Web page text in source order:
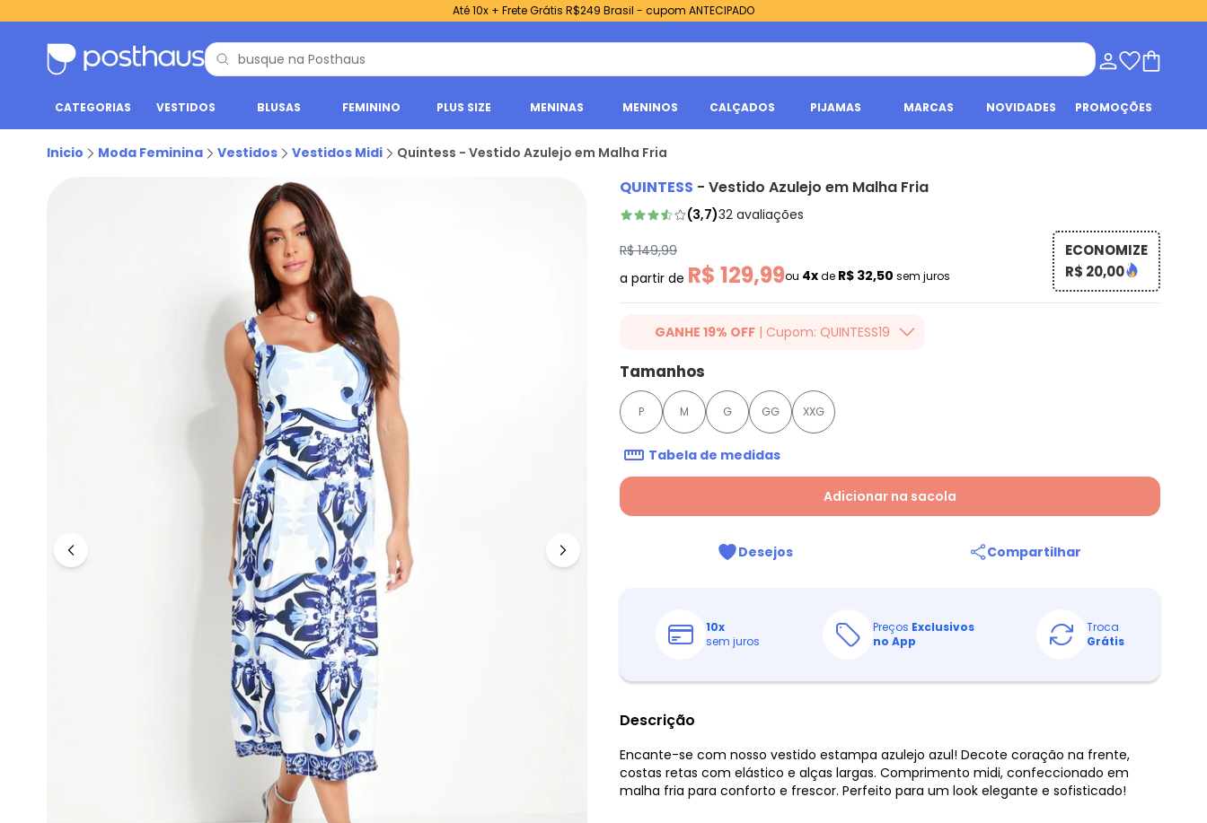
Até 10x + Frete Grátis R$249 Brasil - cupom ANTECIPADO
CATEGORIAS VESTIDOS BLUSAS FEMININO PLUS SIZE MENINAS MENINOS CALÇADOS PIJAMAS MARCAS NOVIDADES PROMOÇÕES
Inicio Moda Feminina Vestidos Vestidos Midi Quintess - Vestido Azulejo em Malha Fria
QUINTESS - Vestido Azulejo em Malha Fria
(3,7)32 avaliações
R$ 149,99
a partir de R$ 129,99ou 4xde R$ 32,50 sem juros
ECONOMIZE
R$ 20,00
GANHE 19% OFF | Cupom: QUINTESS19
Ganhe 19% OFF Extra em qualquer valor, usando o
cupom: QUINTESS19. Válido para toda loja Quintess,
até 07/08/2026.
Tamanhos
P M G GG XXG
Tabela de medidas
Adicionar na sacola
Desejos Compartilhar
10x
sem juros
Preços Exclusivos
no App
Troca
Grátis
Descrição
Encante-se com nosso vestido estampa azulejo azul! Decote coração na frente,
costas retas com elástico e alças largas. Comprimento midi, confeccionado em
malha fria para conforto e frescor. Perfeito para um look elegante e sofisticado!